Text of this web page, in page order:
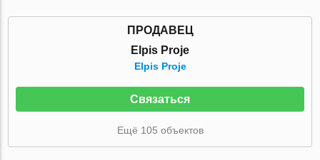
ПРОДАВЕЦ
Elpis Proje
Elpis Proje
Связаться
Ещё 105 объектов